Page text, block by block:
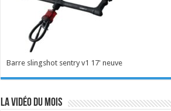
Barre slingshot sentry v1 17' neuve
La vidéo du mois